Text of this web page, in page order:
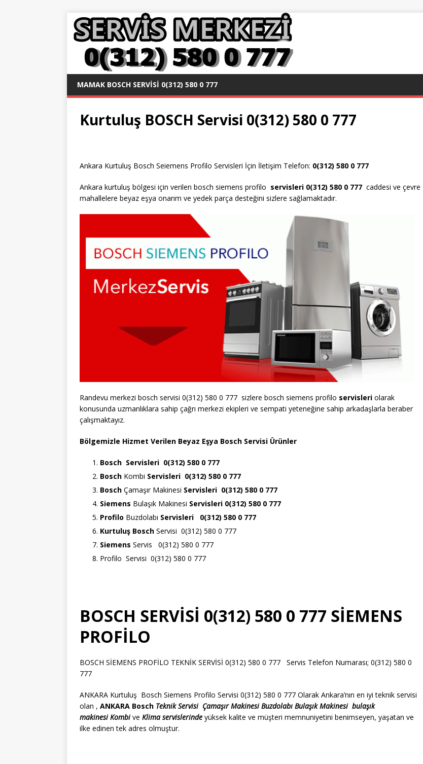
MAMAK BOSCH SERVISI 0(312) 580 0 777
Kurtuluş BOSCH Servisi 0(312) 580 0 777
Ankara Kurtuluş Bosch Seiemens Profilo Servisleri İçin İletişim Telefon: 0(312) 580 0 777
Ankara kurtuluş bölgesi için verilen bosch siemens profilo servisleri 0(312) 580 0 777 caddesi ve çevre
mahallelere beyaz eşya onarım ve yedek parça desteğini sizlere sağlamaktadır.
Randevu merkezi bosch servisi 0(312) 580 0 777 sizlere bosch siemens profilo servisleri olarak
konusunda uzmanlıklara sahip çağrı merkezi ekipleri ve sempati yeteneğine sahip arkadaşlarla beraber
çalışmaktayız.
Bölgemizle Hizmet Verilen Beyaz Eşya Bosch Servisi Ürünler
Bosch Servisleri 0(312) 580 0 777
Bosch Kombi Servisleri 0(312) 580 0 777
Bosch Çamaşır Makinesi Servisleri 0(312) 580 0 777
Siemens Bulaşık Makinesi Servisleri 0(312) 580 0 777
Profilo Buzdolabı Servisleri 0(312) 580 0 777
Kurtuluş Bosch Servisi 0(312) 580 0 777
Siemens Servis 0(312) 580 0 777
Profilo Servisi 0(312) 580 0 777
BOSCH SERVİSİ 0(312) 580 0 777 SİEMENS
PROFİLO
BOSCH SİEMENS PROFİLO TEKNİK SERVİSİ 0(312) 580 0 777 Servis Telefon Numarası; 0(312) 580 0
777
ANKARA Kurtuluş Bosch Siemens Profilo Servisi 0(312) 580 0 777 Olarak Ankara’nın en iyi teknik servisi
olan , ANKARA Bosch Teknik Servisi Çamaşır MakinesiBuzdolabı Bulaşık Makinesi bulaşık
makinesiKombive Klima servislerinde yüksek kalite ve müşteri memnuniyetini benimseyen, yaşatan ve
ilke edinen tek adres olmuştur.